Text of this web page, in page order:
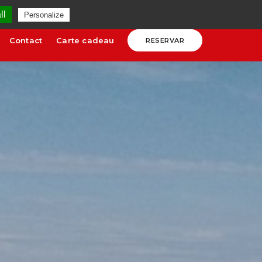
Contact Carte cadeau RESERVAR
Personalize